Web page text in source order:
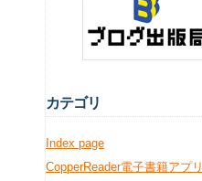
カテゴリ
Index page
CopperReader電子書籍アプリ